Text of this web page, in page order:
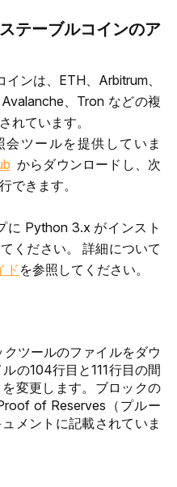
テーブルコインのア
ンは、ETH、Arbitrum、
、Tron などの複
れています。
ツールを提供していま
からダウンロードし、次
できます。
に Python 3.x がインスト
ください。 詳細について
ド を参照してください。
ツールのファイルをダウ
の104行目と111行目の間
変更します。ブロックの
of Reserves（プルー
メントに記載されていま